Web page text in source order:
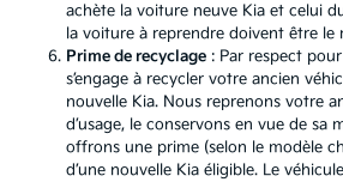
achète la voiture neuve Kia et celui
la voiture à reprendre doivent être le
Prime de recyclage : Par respect
s’engage à recycler votre ancien
nouvelle Kia. Nous reprenons votre
d’usage, le conservons en vue de sa
offrons une prime (selon le modèle
d’une nouvelle Kia éligible. Le